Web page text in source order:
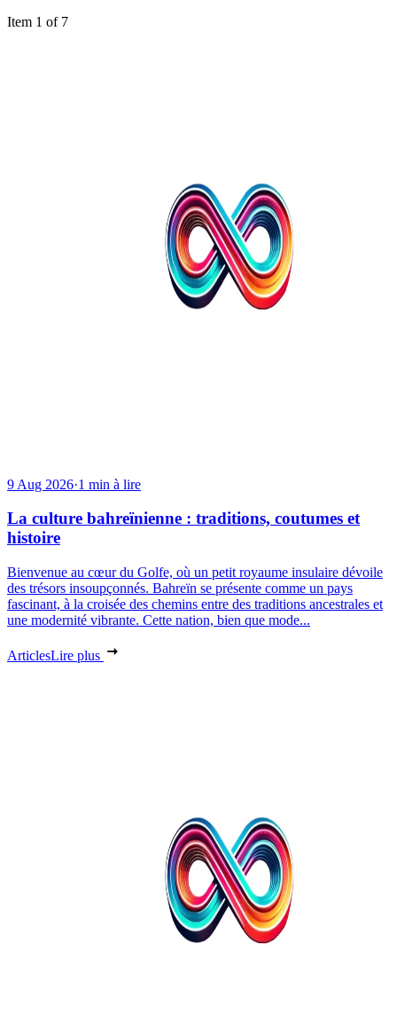
Item 1 of 7
9 Aug 2026·1 min à lire
La culture bahreïnienne : traditions, coutumes et
histoire
Bienvenue au cœur du Golfe, où un petit royaume insulaire dévoile
des trésors insoupçonnés. Bahreïn se présente comme un pays
fascinant, à la croisée des chemins entre des traditions ancestrales et
une modernité vibrante. Cette nation, bien que mode...
ArticlesLire plus